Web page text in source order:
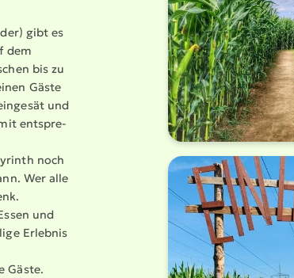
gibt es
dem
bis zu
Gäste
und
entspre­
noch
Wer alle
und
Erlebnis
Gäste.